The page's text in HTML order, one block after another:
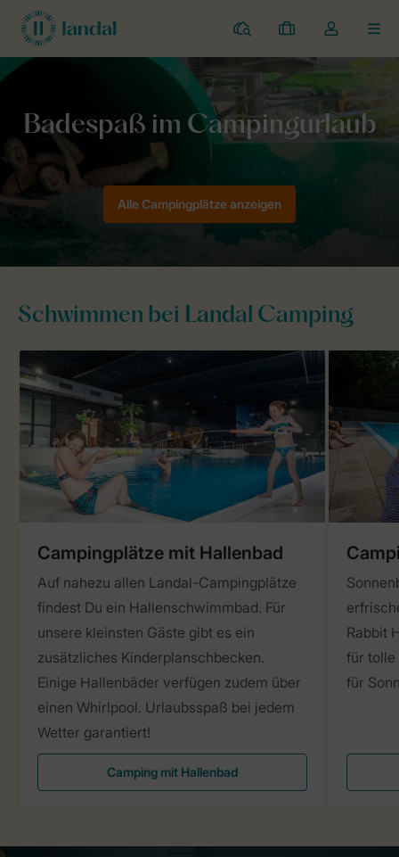
Campingplätze
Meine
Buchungen
Dropdown-
Menü
Kontos
öffnen
Schwimmbad
Alle Campingplätze anzeigen
Schwimmen bei Landal Camping
Campingplätze mit Hallenbad
Auf nahezu allen Landal-Campingplätze
findest Du ein Hallenschwimmbad. Für
unsere kleinsten Gäste gibt es ein
zusätzliches Kinderplanschbecken.
Einige Hallenbäder verfügen zudem über
einen Whirlpool. Urlaubsspaß bei jedem
Wetter garantiert!
Camping mit Hallenbad
Rabbit
für tolle
für